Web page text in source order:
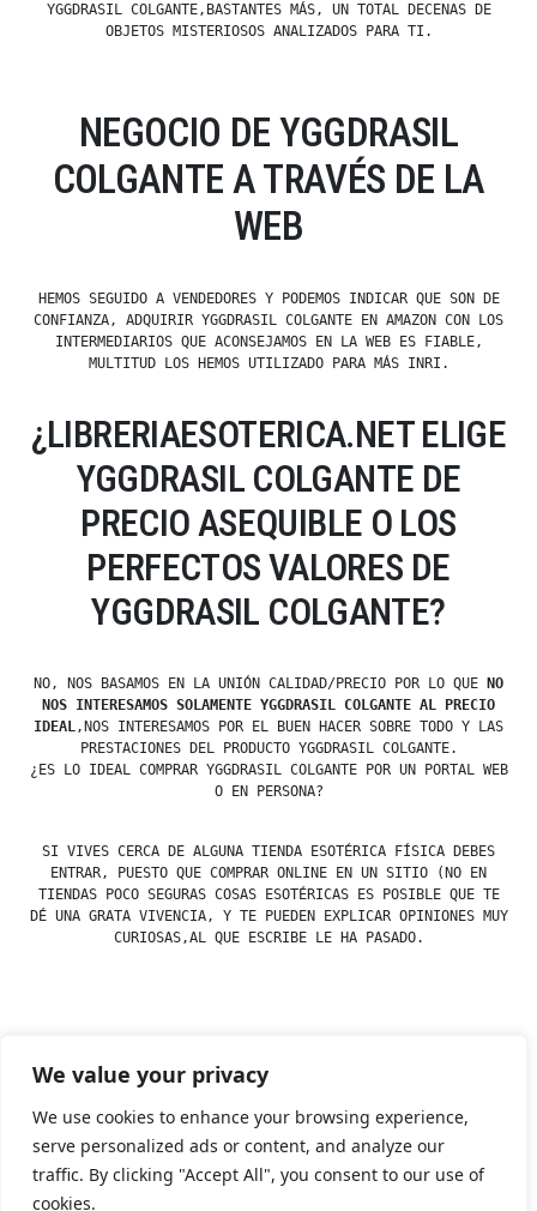
We value your privacy
We use cookies to enhance your browsing experience,
serve personalized ads or content, and analyze our
traffic. By clicking "Accept All", you consent to our use of
cookies.
YGGDRASIL COLGANTE,BASTANTES MÁS, UN TOTAL DECENAS DE
OBJETOS MISTERIOSOS ANALIZADOS PARA TI.
NEGOCIO DE YGGDRASIL
COLGANTE A TRAVÉS DE LA
WEB
HEMOS SEGUIDO A VENDEDORES Y PODEMOS INDICAR QUE SON DE
CONFIANZA, ADQUIRIR YGGDRASIL COLGANTE EN AMAZON CON LOS
INTERMEDIARIOS QUE ACONSEJAMOS EN LA WEB ES FIABLE,
MULTITUD LOS HEMOS UTILIZADO PARA MÁS INRI.
¿LIBRERIAESOTERICA.NET ELIGE
YGGDRASIL COLGANTE DE
PRECIO ASEQUIBLE O LOS
PERFECTOS VALORES DE
YGGDRASIL COLGANTE?
NO, NOS BASAMOS EN LA UNIÓN CALIDAD/PRECIO POR LO QUE
NO
NOS INTERESAMOS SOLAMENTE YGGDRASIL COLGANTE AL PRECIO
IDEAL,NOS INTERESAMOS POR EL BUEN HACER SOBRE TODO Y LAS
PRESTACIONES DEL PRODUCTO YGGDRASIL COLGANTE.
¿ES LO IDEAL COMPRAR YGGDRASIL COLGANTE POR UN PORTAL WEB
O EN PERSONA?
SI VIVES CERCA DE ALGUNA TIENDA ESOTÉRICA FÍSICA DEBES
ENTRAR, PUESTO QUE COMPRAR ONLINE EN UN SITIO (NO EN
TIENDAS POCO SEGURAS COSAS ESOTÉRICAS ES POSIBLE QUE TE
DÉ UNA GRATA VIVENCIA, Y TE PUEDEN EXPLICAR OPINIONES MUY
CURIOSAS,AL QUE ESCRIBE LE HA PASADO.
by
Posted
Colgantes
Tienda Esotérica Online – Librería Esotérica,Proudly